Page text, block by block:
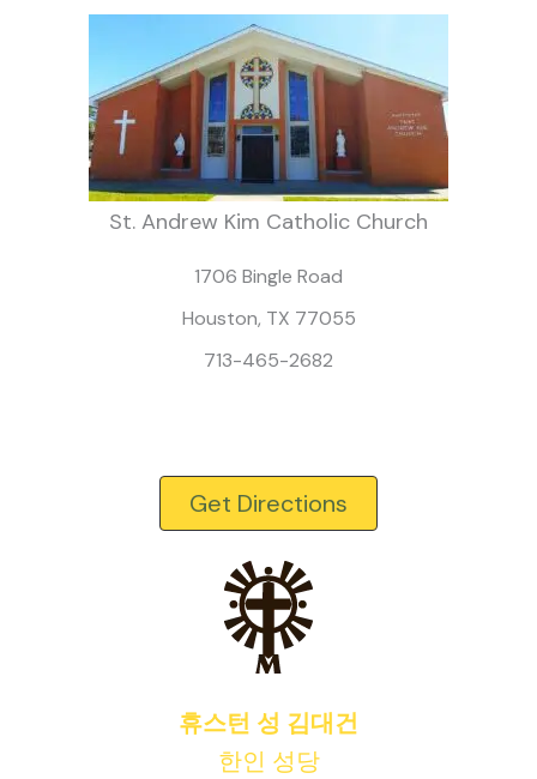
St. Andrew Kim Catholic Church
1706 Bingle Road
Houston, TX 77055
713-465-2682
Get Directions
휴스턴 성 김대건
한인 성당